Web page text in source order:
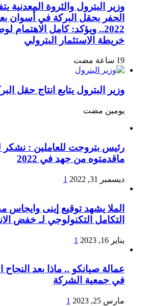
وزير البترول والثروة المعدنية
الحفر بحقل البركة في أسوان
2022.. ويؤكد: كامل
خريطة الاستثمار البترولي
وزير البترول يتابع انتاج حقل
‏يومين مضت
رئيس بتروجت للعاملين :
ماقدمتوه من جهد في 2022
ديسمبر 31, 2022 1
الملا يشهد توقيع إينى وايجاس
التكامل التكنولوجي لـ خفض
يناير 16, 2023 1
عمالة صيانكو .. ماذا بعد النجاح
في جمعية الشركة
مارس 25, 2023 1